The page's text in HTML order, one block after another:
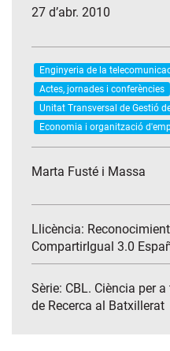
27 d’abr. 2010
Enginyeria de la
Actes, jornades i conferències
Unitat Transversal de Gestió
Economia i organització
Marta Fusté i Massa
Llicència:
CompartirIgual 3.0
Sèrie: CBL. Ciència per
de Recerca al Batxillerat